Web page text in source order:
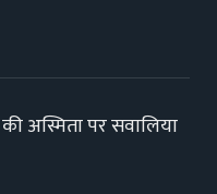
अस्मिता पर सवालिया